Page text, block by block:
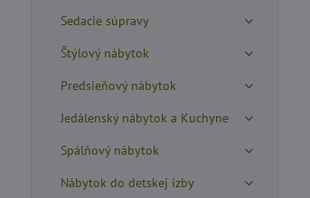
Sedacie súpravy
Štýlový nábytok
Predsieňový nábytok
Jedálenský nábytok a Kuchyne
Spálňový nábytok
Nábytok do detskej izby